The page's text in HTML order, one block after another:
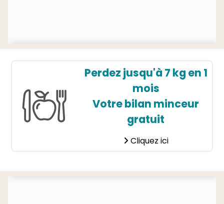
Perdez jusqu'à 7 kg en 1
mois
Votre bilan minceur
gratuit
Cliquez ici